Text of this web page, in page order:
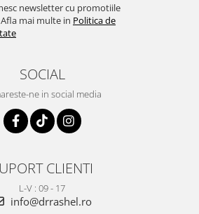
newsletter cu promotiile
mai multe in Politica de
SOCIAL
ne in social media
CLIENTI
L-V : 09 - 17
info@drrashel.ro